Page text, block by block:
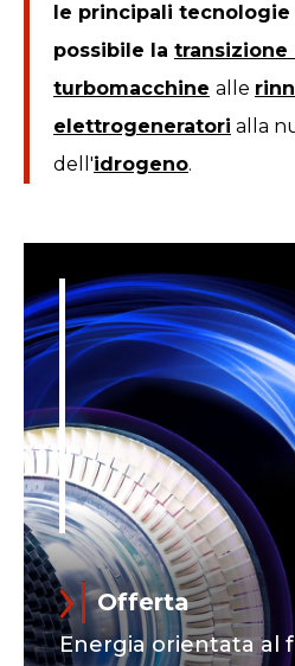
le principali
possibile la transizione
turbomacchine alle
elettrogeneratori alla
dell'idrogeno.
Offerta
Energia orientata al